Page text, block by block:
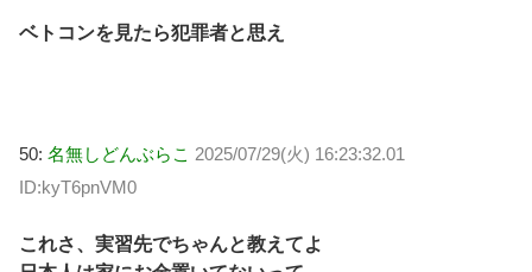
ベトコンを見たら犯罪者と思え
50: 名無しどんぶらこ 2025/07/29(火) 16:23:32.01
ID:kyT6pnVM0
これさ、実習先でちゃんと教えてよ